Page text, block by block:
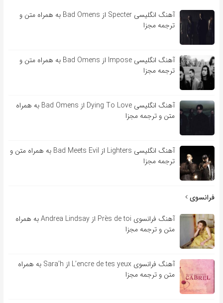
آهنگ انگلیسی Specter از Bad Omens به همراه متن و
ترجمه مجزا
آهنگ انگلیسی Impose از Bad Omens به همراه متن و
ترجمه مجزا
آهنگ انگلیسی Dying To Love از Bad Omens به همراه
متن و ترجمه مجزا
آهنگ انگلیسی Lighters از Bad Meets Evil به همراه متن و
ترجمه مجزا
فرانسوی
آهنگ فرانسوی Près de toi از Andrea Lindsay به همراه
متن و ترجمه مجزا
آهنگ فرانسوی L’encre de tes yeux از Sara’h به همراه
متن و ترجمه مجزا